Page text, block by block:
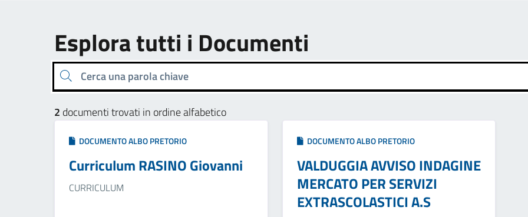
Esplora tutti i Documenti
Cerca una parola chiave
2 documenti trovati in ordine alfabetico
DOCUMENTO ALBO PRETORIO
Curriculum RASINO Giovanni
CURRICULUM
DOCUMENTO ALBO PRETORIO
VALDUGGIA AVVISO INDAGINE
MERCATO PER SERVIZI
EXTRASCOLASTICI A.S